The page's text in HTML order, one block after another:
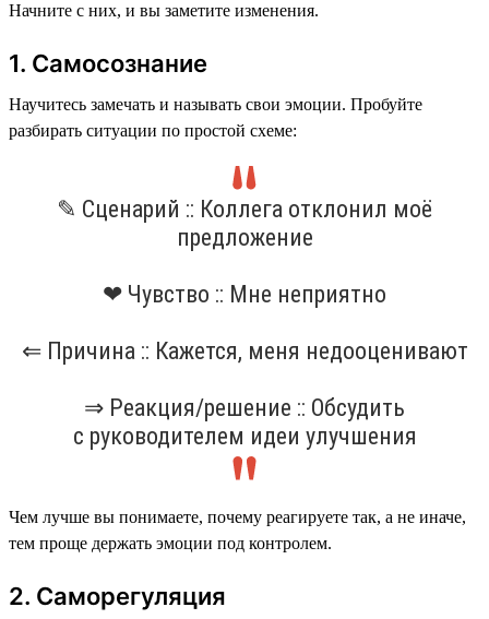
Начните с них, и вы заметите изменения.
1. Самосознание
Научитесь замечать и называть свои эмоции. Пробуйте
разбирать ситуации по простой схеме:
✎ Сценарий :: Коллега отклонил моё
предложение
❤ Чувство :: Мне неприятно
⇐ Причина :: Кажется, меня недооценивают
⇒ Реакция/решение :: Обсудить
с руководителем идеи улучшения
Чем лучше вы понимаете, почему реагируете так, а не иначе,
тем проще держать эмоции под контролем.
2. Саморегуляция